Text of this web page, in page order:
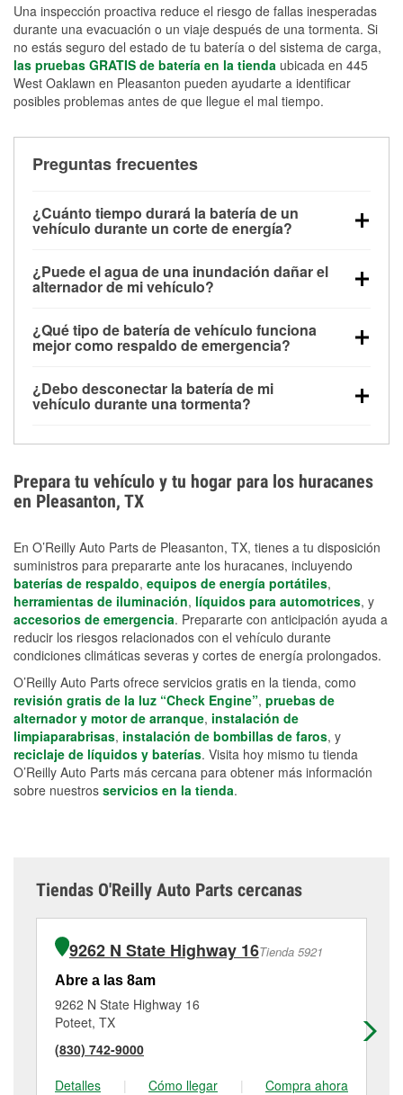
Una inspección proactiva reduce el riesgo de fallas inesperadas
durante una evacuación o un viaje después de una tormenta. Si
no estás seguro del estado de tu batería o del sistema de carga,
las pruebas GRATIS de batería en la tienda ubicada en 445
West Oaklawn en Pleasanton pueden ayudarte a identificar
posibles problemas antes de que llegue el mal tiempo.
Preguntas frecuentes
¿Cuánto tiempo durará la batería de un
vehículo durante un corte de energía?
alimentar pequeños accesorios durante un tiempo
limitado, pero el uso repetido sin conducir el vehículo
contar con un equipo de carga de respaldo para
cortes prolongados.
¿Puede el agua de una inundación dañar el
alternador de mi vehículo?
parte baja del compartimento del motor y pueden
dañarse si se sumergen, lo que puede provocar una
días después de la exposición.
¿Qué tipo de batería de vehículo funciona
mejor como respaldo de emergencia?
para aplicaciones de ciclo profundo porque son
selladas, resistentes a las vibraciones y más
¿Debo desconectar la batería de mi
vehículo durante una tormenta?
los daños por inundación. Evitar el agua estancada y
preparar opciones de carga de respaldo son
medidas de protección más efectivas.
Prepara tu vehículo y tu hogar para los huracanes
en Pleasanton, TX
En O’Reilly Auto Parts de Pleasanton, TX, tienes a tu disposición
suministros para prepararte ante los huracanes, incluyendo
baterías de respaldo, equipos de energía portátiles,
herramientas de iluminación, líquidos para automotrices, y
accesorios de emergencia. Prepararte con anticipación ayuda a
reducir los riesgos relacionados con el vehículo durante
condiciones climáticas severas y cortes de energía prolongados.
O’Reilly Auto Parts ofrece servicios gratis en la tienda, como
revisión gratis de la luz “Check Engine”, pruebas de
alternador y motor de arranque, instalación de
limpiaparabrisas, instalación de bombillas de faros, y
reciclaje de líquidos y baterías. Visita hoy mismo tu tienda
O’Reilly Auto Parts más cercana para obtener más información
sobre nuestros servicios en la tienda.
Tiendas O'Reilly Auto Parts cercanas
9262 N State Highway 16Tienda 5921
Abre a las 8am
9262 N State Highway 16
Poteet, TX
(830) 742-9000
Detalles
| Cómo llegar | Compra ahora